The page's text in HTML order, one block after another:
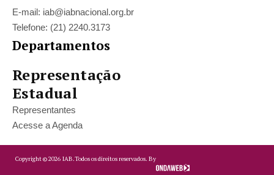
E-mail: iab@iabnacional.org.br
Telefone: (21) 2240.3173
Departamentos
Representação
Estadual
Representantes
Acesse a Agenda
Copyright ©2026 IAB.Todos os direitos reservados. By